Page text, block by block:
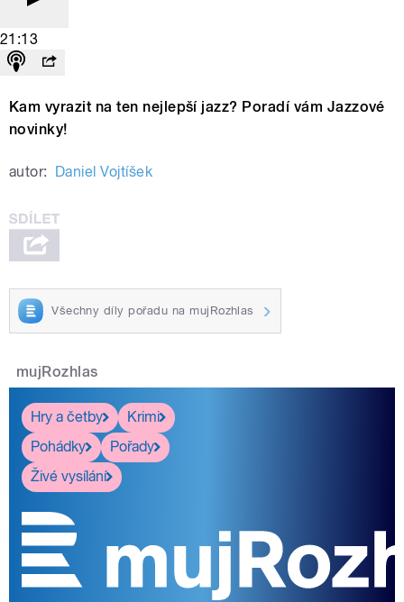
21:13
Kam vyrazit na ten nejlepší jazz? Poradí vám Jazzové
novinky!
autor: Daniel Vojtíšek
Všechny díly pořadu na mujRozhlas
mujRozhlas
Hry a četby
Krimi
Pohádky
Pořady
Živé vysílání